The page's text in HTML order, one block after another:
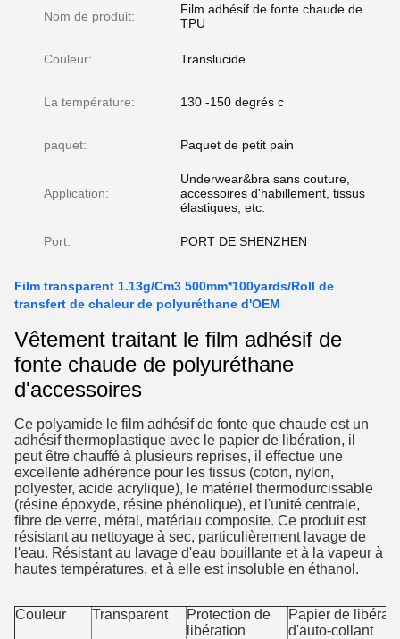
Nom de produit:
Film adhésif de fonte chaude de
TPU
Couleur: Translucide
La température: 130 -150 degrés c
paquet: Paquet de petit pain
Application:
Underwear&bra sans couture,
accessoires d'habillement, tissus
élastiques, etc.
Port: PORT DE SHENZHEN
Film transparent 1.13g/Cm3 500mm*100yards/Roll de
transfert de chaleur de polyuréthane d'OEM
Vêtement traitant le film adhésif de
fonte chaude de polyuréthane
d'accessoires
Ce polyamide le film adhésif de fonte que chaude est un
adhésif thermoplastique avec le papier de libération, il
peut être chauffé à plusieurs reprises, il effectue une
excellente adhérence pour les tissus (coton, nylon,
polyester, acide acrylique), le matériel thermodurcissable
(résine époxyde, résine phénolique), et l'unité centrale,
fibre de verre, métal, matériau composite. Ce produit est
résistant au nettoyage à sec, particulièrement lavage de
l'eau. Résistant au lavage d'eau bouillante et à la vapeur à
hautes températures, et à elle est insoluble en éthanol.
Couleur Transparent
Protection de
libération
Papier de
d'auto-collant